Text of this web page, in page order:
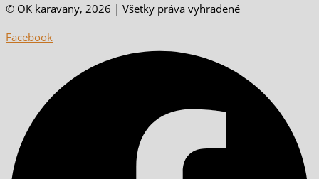
© OK karavany, 2026 | Všetky práva vyhradené
Facebook